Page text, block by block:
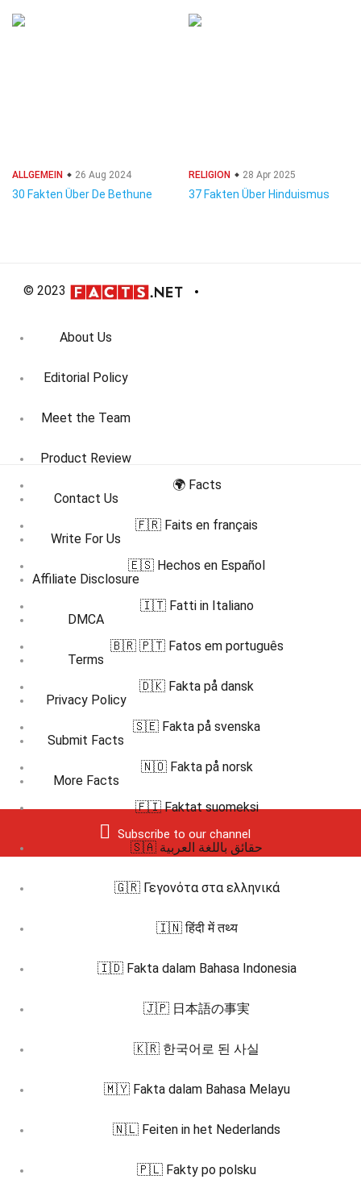
ALLGEMEIN 26 Aug 2024
30 Fakten Über De Bethune
RELIGION 28 Apr 2025
37 Fakten Über Hinduismus
© 2023
About Us
Editorial Policy
Meet the Team
Product Review
Contact Us
Write For Us
Affiliate Disclosure
DMCA
Terms
Privacy Policy
Submit Facts
More Facts
Subscribe to our channel
🌍 Facts
🇫🇷 Faits en français
🇪🇸 Hechos en Español
🇮🇹 Fatti in Italiano
🇧🇷 🇵🇹 Fatos em português
🇩🇰 Fakta på dansk
🇸🇪 Fakta på svenska
🇳🇴 Fakta på norsk
🇫🇮 Faktat suomeksi
🇸🇦 حقائق باللغة العربية
🇬🇷 Γεγονότα στα ελληνικά
🇮🇳 हिंदी में तथ्य
🇮🇩 Fakta dalam Bahasa Indonesia
🇯🇵 日本語の事実
🇰🇷 한국어로 된 사실
🇲🇾 Fakta dalam Bahasa Melayu
🇳🇱 Feiten in het Nederlands
🇵🇱 Fakty po polsku